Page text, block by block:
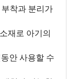
착과 분리가
재로 아기의
안 사용할 수